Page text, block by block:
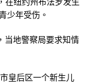
少年受伤。
当地警察局要求知情
皇后区一个新生儿